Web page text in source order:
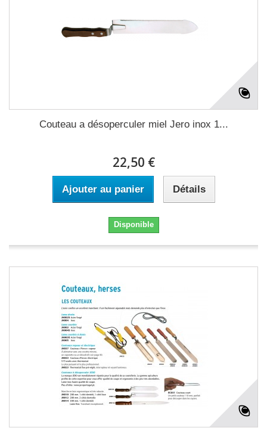
Couteau a désoperculer miel Jero inox 1...
22,50 €
Ajouter au panier Détails
Disponible